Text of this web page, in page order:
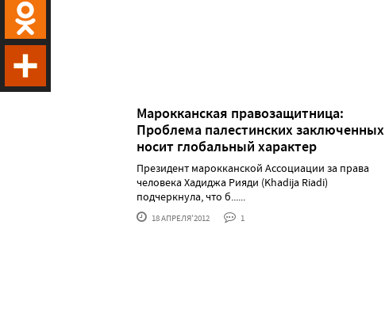
Марокканская правозащитница:
Проблема палестинских заключенных
носит глобальный характер
Президент марокканской Ассоциации за права
человека Хадиджа Рияди (Khadija Riadi)
подчеркнула, что б......
18 АПРЕЛЯ'2012 1
Twitter
Odnoklassniki